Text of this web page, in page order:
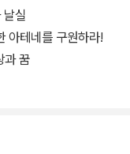
이해할 수 있도록 돕
'사상 속으로' 등 별도
날실
아테네를 구원하라!
과 꿈